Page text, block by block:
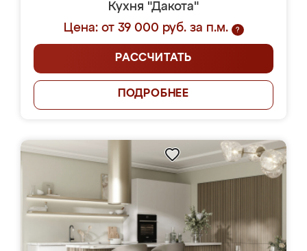
Кухня "Дакота"
Цена: от 39 000 руб. за п.м.
?
РАССЧИТАТЬ
ПОДРОБНЕЕ